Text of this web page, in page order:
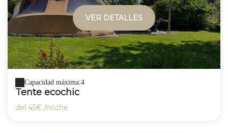
VER DETALLES
Capacidad máxima:4
Tente ecochic
del 45€ /noche